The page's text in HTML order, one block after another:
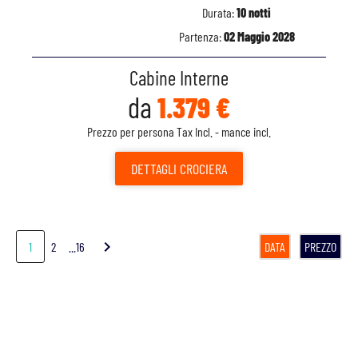
Durata:10 notti
Partenza:02 Maggio 2028
Cabine Interne
da 1.379 €
Prezzo per persona Tax Incl. - mance incl.
DETTAGLI CROCIERA
1 2 ...16 chevron_right DATA PREZZO